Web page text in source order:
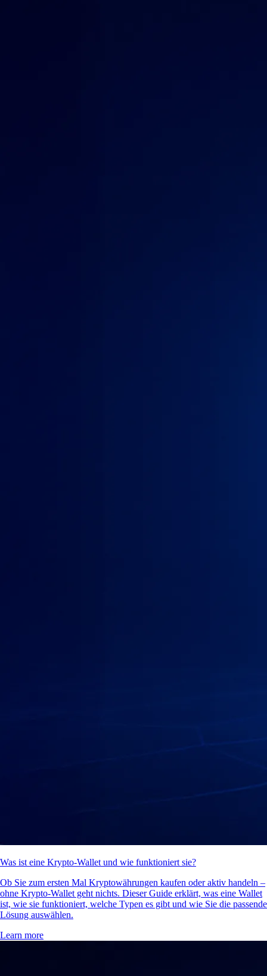
Was ist eine Krypto-Wallet und wie funktioniert sie?
Ob Sie zum ersten Mal Kryptowährungen kaufen oder aktiv handeln –
ohne Krypto-Wallet geht nichts. Dieser Guide erklärt, was eine Wallet
ist, wie sie funktioniert, welche Typen es gibt und wie Sie die passende
Lösung auswählen.
Learn more